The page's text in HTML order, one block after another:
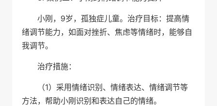
小刚，9岁，孤独症儿童。治疗目标：提高情
绪调节能力，如面对挫折、焦虑等情绪时，能够自
我调节。
治疗措施：
（1）采用情绪识别、情绪表达、情绪调节等
方法，帮助小刚识别和表达自己的情绪。